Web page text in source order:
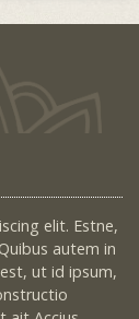
elit. Estne,
autem in
ut id ipsum,